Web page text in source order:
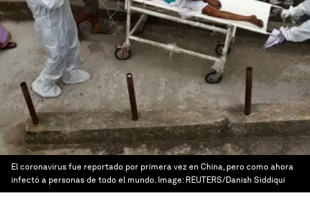
El coronavirus fue reportado por primera vez en China, pero como ahora
infectó a personas de todo el mundo. Image: REUTERS/Danish Siddiqui